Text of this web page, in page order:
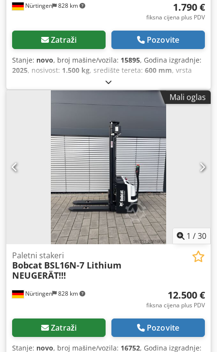
Nürtingen 828 km 1.790 €
fiksna cijena plus PDV
Zatraži Pozovite
Stanje: novo, broj mašine/vozila: 15895, Godina izgradnje:
2025, nosivost: 1.500 kg, središte tereta: 600 mm, vrsta
, vrsta jarbola:
700 mm, duljina vilica:1.150 mm, dimenzija prednje
, dimenzija stražnje gume: , ukupna masa:150 kg,
Mali oglas
1 /30
Nürtingen 828 km
Paletni stakeri
Bobcat BSL16N-7 Lithium
NEUGERÄT!!!
12.500 €
fiksna cijena plus PDV
Zatraži Pozovite
Stanje: novo, broj mašine/vozila: 16752, Godina izgradnje: